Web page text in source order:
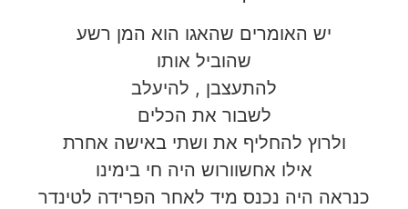
יש האומרים שהאגו הוא המן רשע
שהוביל אותו
להתעצבן , להיעלב
לשבור את הכלים
ולרוץ להחליף את ושתי באישה אחרת
אילו אחשוורוש היה חי בימינו
כנראה היה נכנס מיד לאחר הפרידה לטינדר